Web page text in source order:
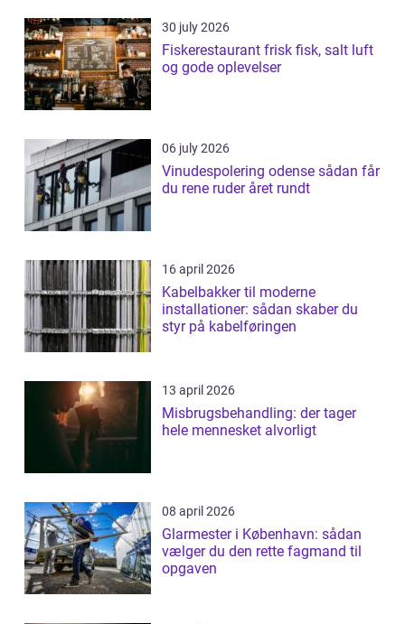
30 july 2026
Fiskerestaurant frisk fisk, salt luft
og gode oplevelser
06 july 2026
Vinudespolering odense sådan får
du rene ruder året rundt
16 april 2026
Kabelbakker til moderne
installationer: sådan skaber du
styr på kabelføringen
13 april 2026
Misbrugsbehandling: der tager
hele mennesket alvorligt
08 april 2026
Glarmester i København: sådan
vælger du den rette fagmand til
opgaven